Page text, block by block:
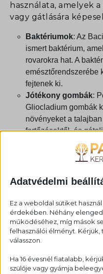
használata, amelyek
vagy gátlására
Baktériumok: Az
ismert baktérium,
rovarokra hat. A
emésztőrendszerébe
fejtenek ki.
Jótékony gombák:
Gliocladium gombák
növényeket a
fertőzésektől, és
befolyásolják. Az
egy adott területre,
elpusztíthatók.
Feromoncsapdák:
lepkék vagy a
csapdák segíthetnek
mivel a csapdák a
Adatvédelmi
Ez a weboldal sütiket
érdekében. Néhány
működéséhez, míg mások
felhasználói élményt.
válasszon.
Ha 16 évesnél fiatalabb,
szülője vagy gyámja